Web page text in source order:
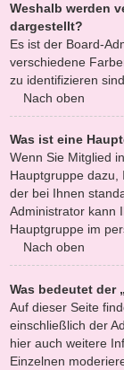
Weshalb werden
dargestellt?
Es ist der Board-
verschiedene
zu identifizieren sind.
Nach oben
Was ist eine
Wenn Sie Mitglied
Hauptgruppe dazu,
der bei Ihnen
Administrator kann
Hauptgruppe im
Nach oben
Was bedeutet der
Auf dieser Seite
einschließlich der
hier auch weitere
Einzelnen